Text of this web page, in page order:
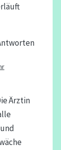
Ärztin